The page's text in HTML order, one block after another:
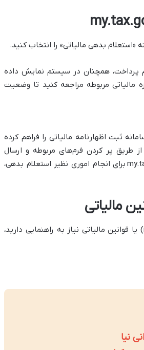
پرداخت، همچنان در سیستم نمایش داده
مالیاتی مربوطه مراجعه کنید تا وضعیت
ثبت اظهارنامه مالیاتی را فراهم کرده
طریق پر کردن فرم‌های مربوطه و ارسال
برای انجام اموری نظیر استعلام بدهی،
در صورتی که درباره درگاه ملی خدمات الکترونیکی مالیات (my.tax.gov.ir) یا قوانین مالیاتی نیاز به راهنمایی دارید،
نیا